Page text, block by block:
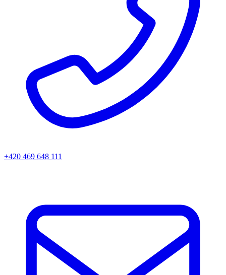
+420 469 648 111